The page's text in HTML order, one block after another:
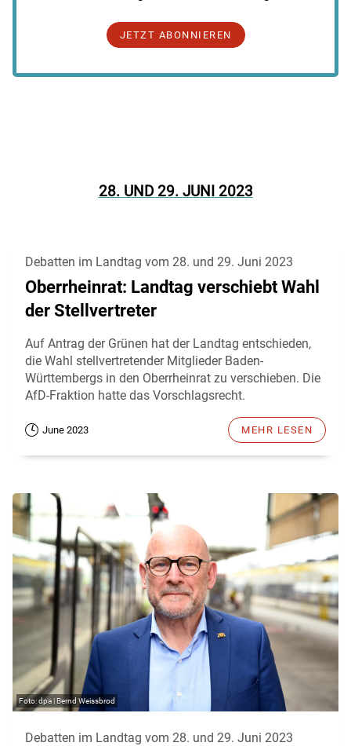
JETZT ABONNIEREN
28. UND 29. JUNI 2023
Debatten im Landtag vom 28. und 29. Juni 2023
Oberrheinrat: Landtag verschiebt Wahl
der Stellvertreter
Auf Antrag der Grünen hat der Landtag entschieden,
die Wahl stellvertretender Mitglieder Baden-
Württembergs in den Oberrheinrat zu verschieben. Die
AfD-Fraktion hatte das Vorschlagsrecht.
June 2023 MEHR LESEN
dpa | Bernd Weissbrod
Debatten im Landtag vom 28. und 29. Juni 2023